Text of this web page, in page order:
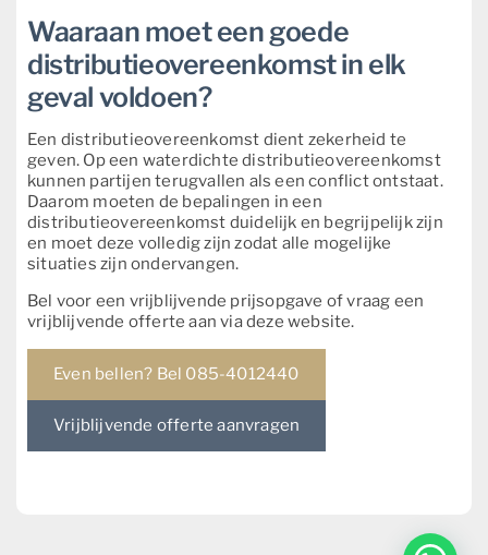
Waaraan moet een goede
distributieovereenkomst in elk
geval voldoen?
Een distributieovereenkomst dient zekerheid te
geven. Op een waterdichte distributieovereenkomst
kunnen partijen terugvallen als een conflict ontstaat.
Daarom moeten de bepalingen in een
distributieovereenkomst duidelijk en begrijpelijk zijn
en moet deze volledig zijn zodat alle mogelijke
situaties zijn ondervangen.
Bel voor een vrijblijvende prijsopgave of vraag een
vrijblijvende offerte aan via deze website.
Even bellen? Bel 085-4012440
Vrijblijvende offerte aanvragen